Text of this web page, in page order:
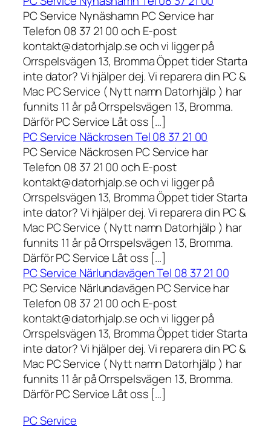
PC Service Nynäshamn PC Service har
Telefon 08 37 21 00 och E-post
kontakt@datorhjalp.se och vi ligger på
Orrspelsvägen 13, Bromma Öppet tider Starta
inte dator? Vi hjälper dej. Vi reparera din PC &
Mac PC Service ( Nytt namn Datorhjälp ) har
funnits 11 år på Orrspelsvägen 13, Bromma.
Därför PC Service Låt oss […]
PC Service Näckrosen Tel 08 37 21 00
PC Service Näckrosen PC Service har
Telefon 08 37 21 00 och E-post
kontakt@datorhjalp.se och vi ligger på
Orrspelsvägen 13, Bromma Öppet tider Starta
inte dator? Vi hjälper dej. Vi reparera din PC &
Mac PC Service ( Nytt namn Datorhjälp ) har
funnits 11 år på Orrspelsvägen 13, Bromma.
Därför PC Service Låt oss […]
PC Service Närlundavägen Tel 08 37 21 00
PC Service Närlundavägen PC Service har
Telefon 08 37 21 00 och E-post
kontakt@datorhjalp.se och vi ligger på
Orrspelsvägen 13, Bromma Öppet tider Starta
inte dator? Vi hjälper dej. Vi reparera din PC &
Mac PC Service ( Nytt namn Datorhjälp ) har
funnits 11 år på Orrspelsvägen 13, Bromma.
Därför PC Service Låt oss […]
PC Service